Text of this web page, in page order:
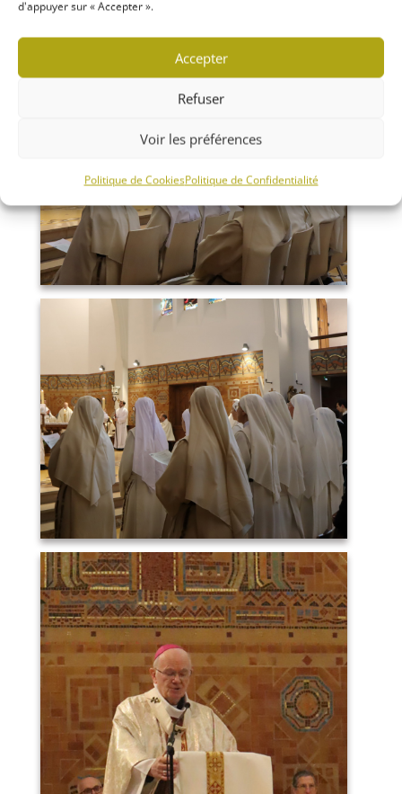
d'appuyer sur « Accepter ».
Accepter
Refuser
Voir les préférences
Politique de CookiesPolitique de Confidentialité